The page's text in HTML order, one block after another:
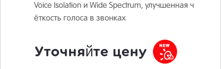
Уточняйте цену
Voice Isolation и Wide Spectrum, улучшенная ч
ёткость голоса в звонках